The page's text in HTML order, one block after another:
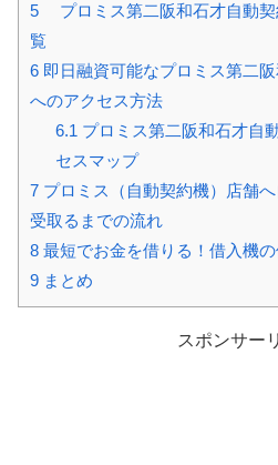
5 プロミス第二阪和石才自動契
覧
6 即日融資可能なプロミス第二
へのアクセス方法
6.1 プロミス第二阪和石才自
セスマップ
7 プロミス（自動契約機）店舗
受取るまでの流れ
8 最短でお金を借りる！借入機
9 まとめ
スポンサー